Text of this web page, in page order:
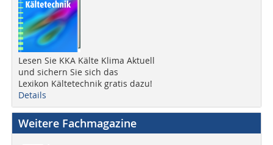
Lesen Sie KKA Kälte Klima Aktuell
und sichern Sie sich das
Lexikon Kältetechnik gratis dazu!
Details
Weitere Fachmagazine